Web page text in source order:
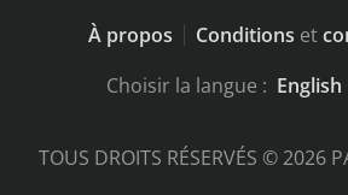
À propos Conditions et
Choisir la langue : English
TOUS DROITS RÉSERVÉS © 2026